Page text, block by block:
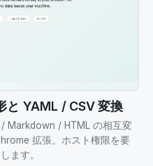
と YAML / CSV 変換
Markdown / HTML の相互変
拡張。ホスト権限を要
ます。